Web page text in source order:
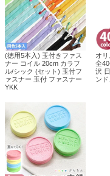
(徳用5本入) 玉付きファス
ナー コイル 20cm カラフ
ル/シック (セット) 玉付フ
ァスナー 玉付 ファスナー
YKK
オ
全
沢
ン